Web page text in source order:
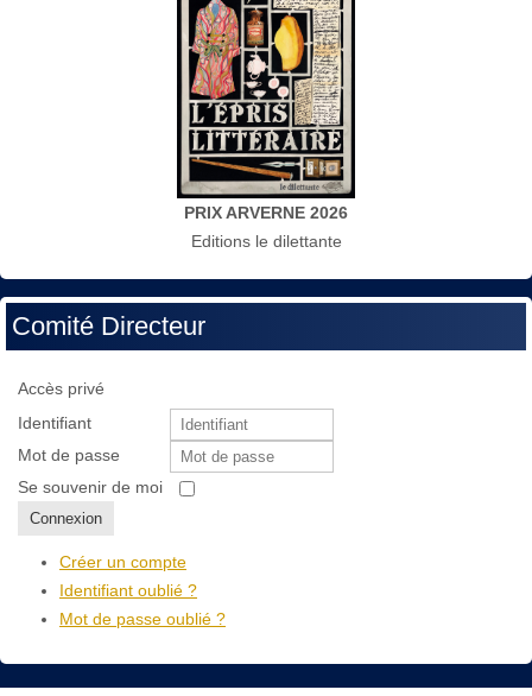
PRIX ARVERNE 2026
Editions le dilettante
Comité Directeur
Accès privé
Identifiant
Mot de passe
Se souvenir de moi
Connexion
Créer un compte
Identifiant oublié ?
Mot de passe oublié ?